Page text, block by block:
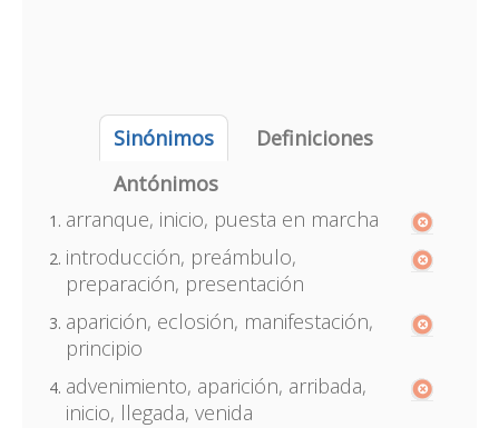
Sinónimos
Definiciones
Antónimos
arranque, inicio, puesta en marcha
introducción, preámbulo,
preparación, presentación
aparición, eclosión, manifestación,
principio
advenimiento, aparición, arribada,
inicio, llegada, venida